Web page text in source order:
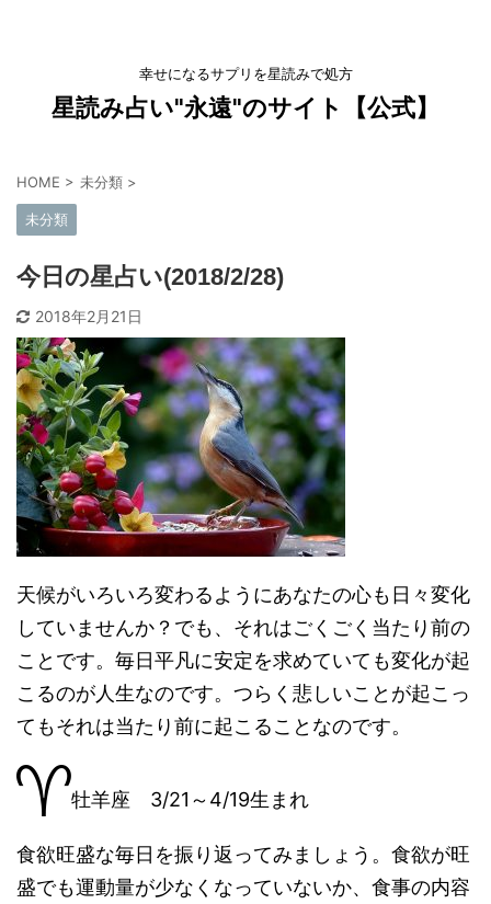
幸せになるサプリを星読みで処方
星読み占い"永遠"のサイト【公式】
HOME > 未分類 >
未分類
今日の星占い(2018/2/28)
2018年2月21日
天候がいろいろ変わるようにあなたの心も日々変化
していませんか？でも、それはごくごく当たり前の
ことです。毎日平凡に安定を求めていても変化が起
こるのが人生なのです。つらく悲しいことが起こっ
てもそれは当たり前に起こることなのです。
牡羊座 3/21～4/19生まれ
食欲旺盛な毎日を振り返ってみましょう。食欲が旺
盛でも運動量が少なくなっていないか、食事の内容